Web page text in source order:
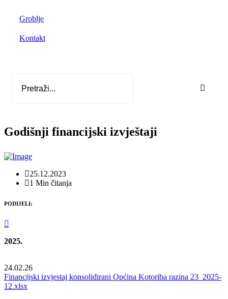
Groblje
Kontakt
Godišnji financijski izvještaji
25.12.2023
1 Min čitanja
PODIJELI:
2025.
24.02.26
Financijski izvjestaj konsolidirani Općina Kotoriba razina 23 2025-
12.xlsx